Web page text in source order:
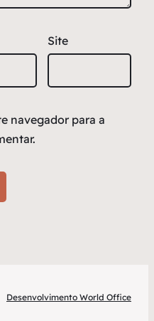
Site
navegador para a
Desenvolvimento World Office